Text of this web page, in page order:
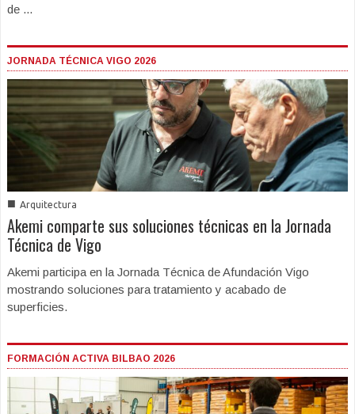
de ...
JORNADA TÉCNICA VIGO 2026
■ Arquitectura
Akemi comparte sus soluciones técnicas en la Jornada
Técnica de Vigo
Akemi participa en la Jornada Técnica de Afundación Vigo
mostrando soluciones para tratamiento y acabado de
superficies.
FORMACIÓN ACTIVA BILBAO 2026